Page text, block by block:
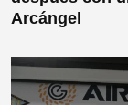
Arcángel